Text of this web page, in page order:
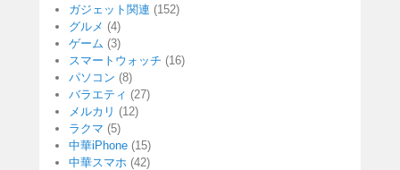
ガジェット関連 (152)
グルメ (4)
ゲーム (3)
スマートウォッチ (16)
パソコン (8)
バラエティ (27)
メルカリ (12)
ラクマ (5)
中華iPhone (15)
中華スマホ (42)